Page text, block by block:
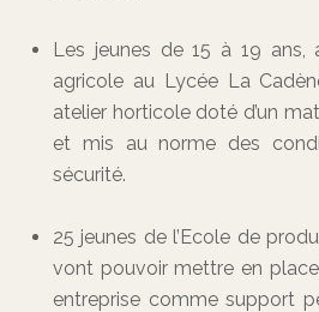
Les jeunes de 15 à 19 ans,
agricole au Lycée La
atelier horticole doté d’un
et mis au norme des
sécurité.
25 jeunes de l’Ecole de
vont pouvoir mettre en place
entreprise comme support